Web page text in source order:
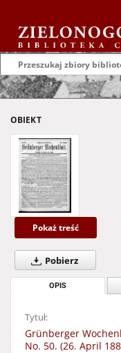
OBIEKT
Pokaż treść
Pobierz
OPIS
Tytuł:
Grünberger
No. 50. (26. April